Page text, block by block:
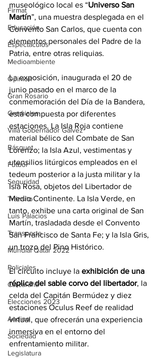
Firmat
Educación
Espectáculos
Medioambiente
Opinión
Gran Rosario
Gremiales
Villa Gobernador Gálvez
Básquet
Fútbol
Seguridad
Tránsito
Luis Palacios
Transporte
Mundial Qatar 2022
Policiales
Carcarañá
Elecciones 2023
Andino
Sociedad
Legislatura
museológico local es “Universo San
Martín”, una muestra desplegada en el
Convento San Carlos, que cuenta con
elementos personales del Padre de la
Patria, entre otras reliquias.
La exposición, inaugurada el 20 de
junio pasado en el marco de la
conmemoración del Día de la Bandera,
está compuesta por diferentes
estaciones. La Isla Roja contiene
material bélico del Combate de San
Lorenzo; la Isla Azul, vestimentas y
utensilios litúrgicos empleados en el
tedeum posterior a la justa militar y la
Isla Rosa, objetos del Libertador de
Medio Continente. La Isla Verde, en
tanto, exhibe una carta original de San
Martín, trasladada desde el Convento
San Francisco de Santa Fe; y la Isla Gris,
un trozo del Pino Histórico.
El circuito incluye la exhibición de una
réplica del sable corvo del libertador, la
celda del Capitán Bermúdez y diez
estaciones Oculus Reef de realidad
virtual, que ofrecerán una experiencia
inmersiva en el entorno del
enfrentamiento militar.